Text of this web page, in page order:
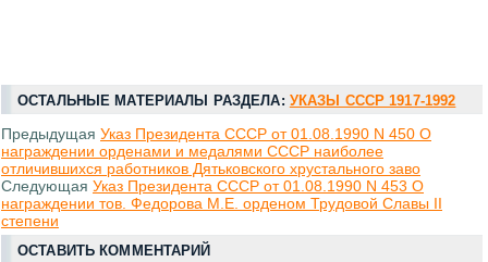
ОСТАЛЬНЫЕ МАТЕРИАЛЫ РАЗДЕЛА: УКАЗЫ СССР 1917-1992
Предыдущая Указ Президента СССР от 01.08.1990 N 450 О
награждении орденами и медалями СССР наиболее
отличившихся работников Дятьковского хрустального заво
Следующая Указ Президента СССР от 01.08.1990 N 453 О
награждении тов. Федорова М.Е. орденом Трудовой Славы II
степени
ОСТАВИТЬ КОММЕНТАРИЙ